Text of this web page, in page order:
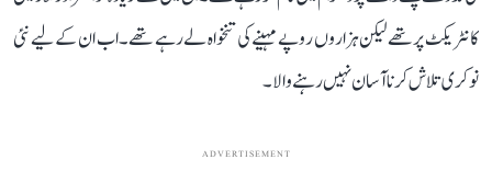
کانٹریکٹ پر تھے لیکن ہزاروں روپے مہینے کی تنخواہ لے رہے تھے۔ اب ان کے لیے نئی
نوکری تلاش کرنا آسان نہیں رہنے والا۔
ADVERTISEMENT